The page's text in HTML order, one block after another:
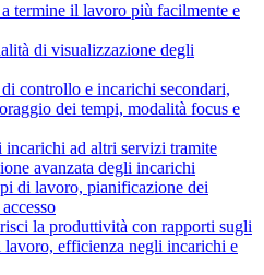
a termine il lavoro più facilmente e
di visualizzazione degli
controllo e incarichi secondari,
dei tempi, modalità focus e
incarichi ad altri servizi tramite
avanzata degli incarichi
di lavoro, pianificazione dei
la produttività con rapporti sugli
efficienza negli incarichi e